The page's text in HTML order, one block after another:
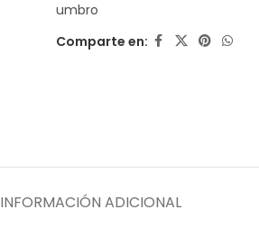
umbro
Comparte en:
INFORMACIÓN ADICIONAL